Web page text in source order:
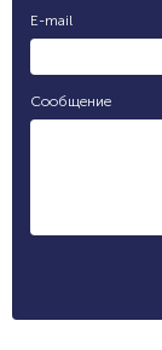
E-mail
Сообщение